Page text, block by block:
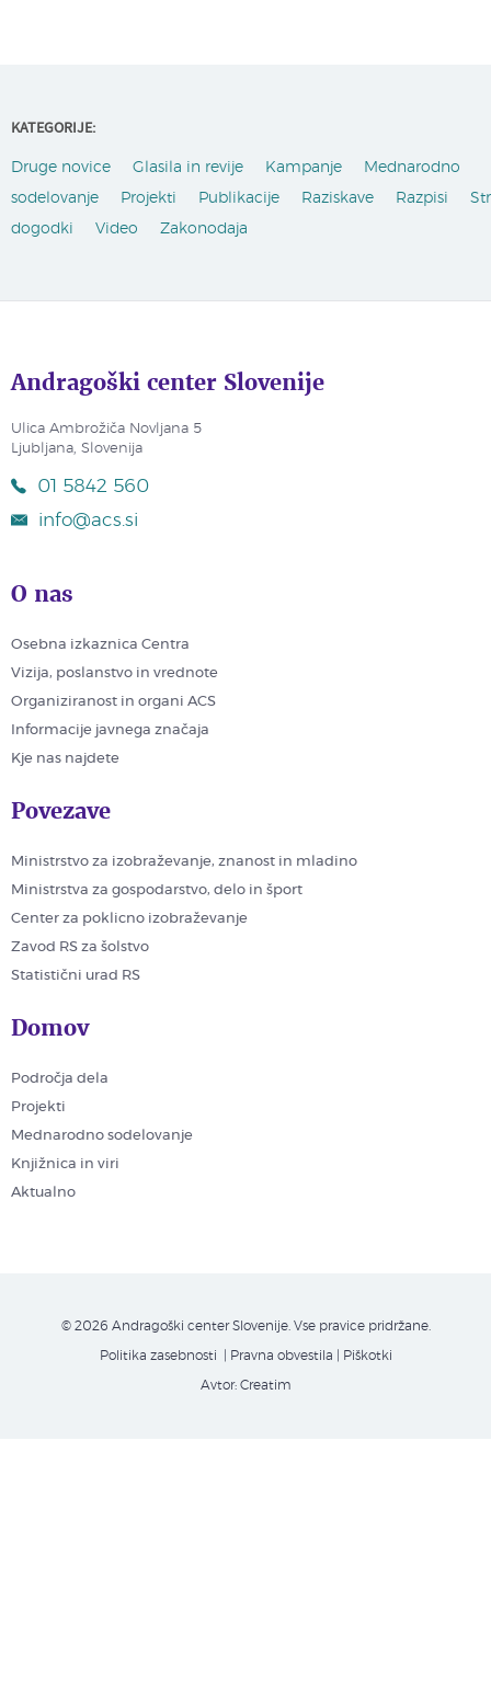
KATEGORIJE:
Druge novice Glasila in revije Kampanje
Mednarodno
sodelovanje
Projekti Publikacije Raziskave Razpisi
dogodki
Video Zakonodaja
Andragoški center Slovenije
Ulica Ambrožiča Novljana 5
Ljubljana, Slovenija
01 5842 560
info@acs.si
O nas
Osebna izkaznica Centra
Vizija, poslanstvo in vrednote
Organiziranost in organi ACS
Informacije javnega značaja
Kje nas najdete
Povezave
Ministrstvo za izobraževanje, znanost in mladino
Ministrstva za gospodarstvo, delo in šport
Center za poklicno izobraževanje
Zavod RS za šolstvo
Statistični urad RS
Domov
Področja dela
Projekti
Mednarodno sodelovanje
Knjižnica in viri
Aktualno
© 2026 Andragoški center Slovenije. Vse pravice pridržane.
Politika zasebnosti | Pravna obvestila Piškotki
Avtor: Creatim